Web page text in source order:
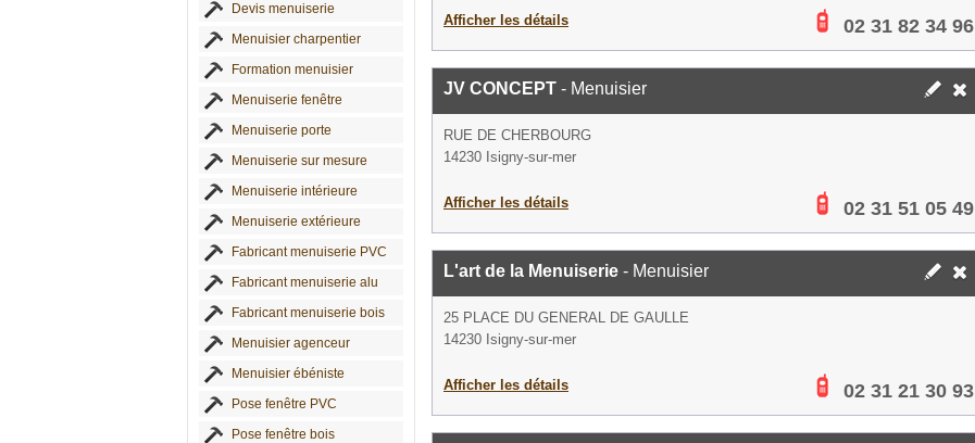
Devis menuiserie
Menuisier charpentier
Formation menuisier
Menuiserie fenêtre
Menuiserie porte
Menuiserie sur mesure
Menuiserie intérieure
Menuiserie extérieure
Fabricant menuiserie PVC
Fabricant menuiserie alu
Fabricant menuiserie bois
Menuisier agenceur
Menuisier ébéniste
Pose fenêtre PVC
Pose fenêtre bois
Afficher les détails 02 31 82 34 96
JV CONCEPT - Menuisier
RUE DE CHERBOURG
14230 Isigny-sur-mer
Afficher les détails 02 31 51 05 49
L'art de la Menuiserie - Menuisier
25 PLACE DU GENERAL DE GAULLE
14230 Isigny-sur-mer
Afficher les détails 02 31 21 30 93